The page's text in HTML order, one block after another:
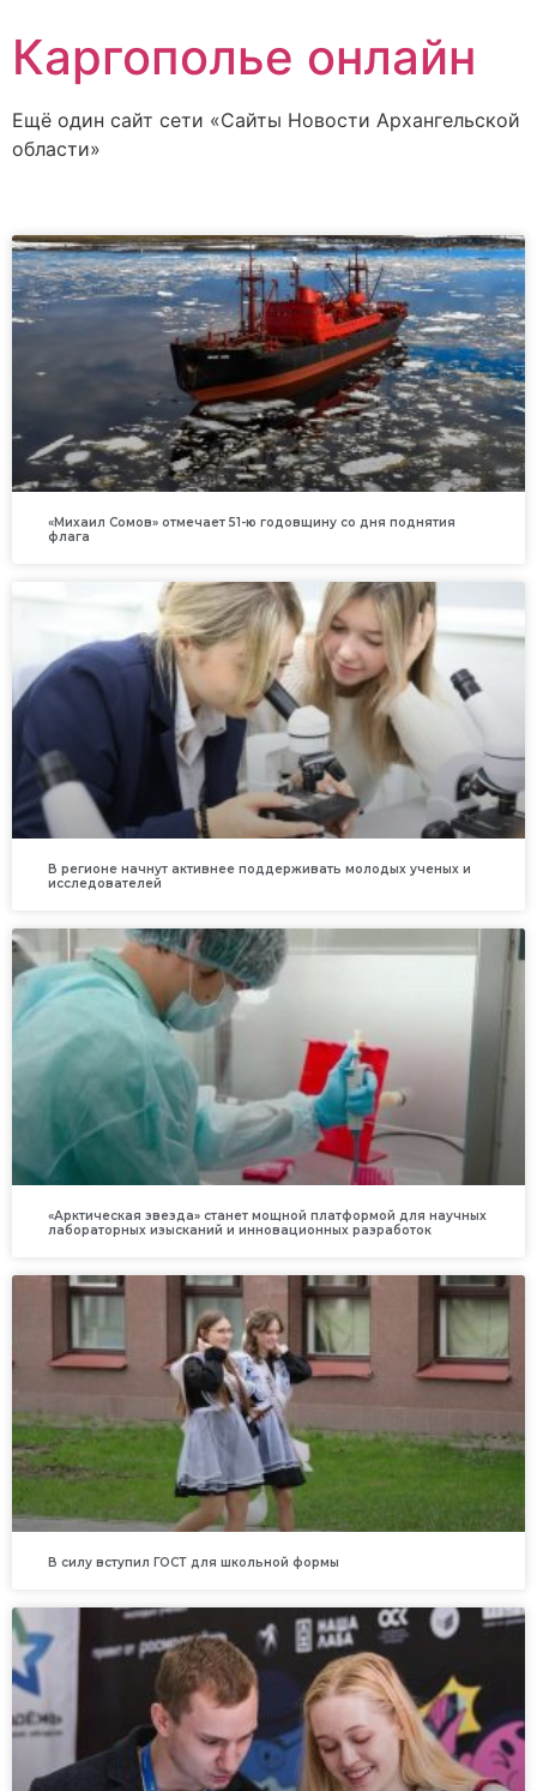
Каргополье онлайн
Ещё один сайт сети «Сайты Новости Архангельской
области»
«Михаил Сомов» отмечает 51-ю годовщину со дня поднятия
флага
В регионе начнут активнее поддерживать молодых ученых и
исследователей
«Арктическая звезда» станет мощной платформой для научных
лабораторных изысканий и инновационных разработок
В силу вступил ГОСТ для школьной формы